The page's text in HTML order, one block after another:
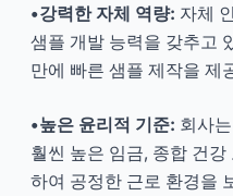
•강력한 자체 역량: 자체
샘플 개발 능력을 갖추고
만에 빠른 샘플 제작을 제
•높은 윤리적 기준: 회사
훨씬 높은 임금, 종합 건
하여 공정한 근로 환경을